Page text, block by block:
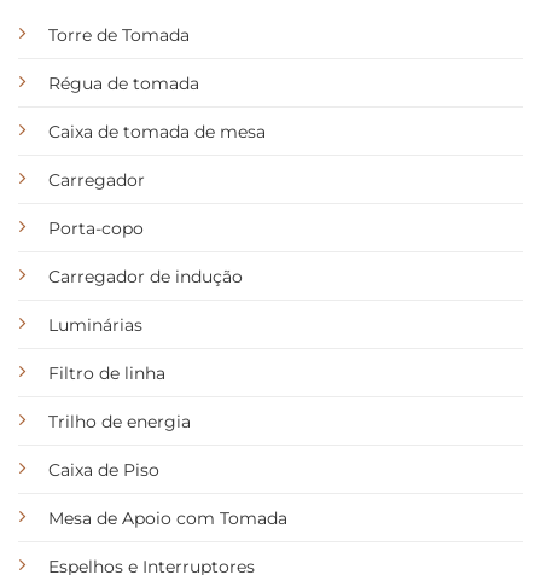
Torre de Tomada
Régua de tomada
Caixa de tomada de mesa
Carregador
Porta-copo
Carregador de indução
Luminárias
Filtro de linha
Trilho de energia
Caixa de Piso
Mesa de Apoio com Tomada
Espelhos e Interruptores